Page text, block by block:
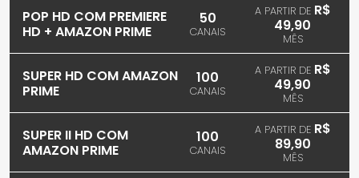
POP HD COM PREMIERE
HD + AMAZON PRIME
50
CANAIS
A PARTIR DE R$
49,90
MÊS
SUPER HD COM AMAZON
PRIME
100
CANAIS
A PARTIR DE R$
49,90
MÊS
SUPER II HD COM
AMAZON PRIME
100
CANAIS
A PARTIR DE R$
89,90
MÊS